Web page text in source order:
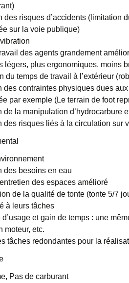
des risques d’accidents (limitation
sur la voie publique)
des agents grandement
légers, plus ergonomiques, moins
du temps de travail à l’extérieur
des contraintes physiques dues
par exemple (Le terrain de foot
de la manipulation d’hydrocarbure
des risques liés à la circulation sur
des besoins en eau
des espaces amélioré
de la qualité de tonte (tonte 5/7
à leurs tâches
et gain de temps : une
moteur, etc.
tâches redondantes pour la
Pas de carburant